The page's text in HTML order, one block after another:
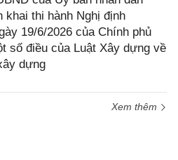
khai thi hành Nghị định
19/6/2026 của Chính phủ
số điều của Luật Xây dựng về
dựng
Xem thêm